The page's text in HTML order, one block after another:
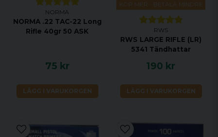
NORMA
NORMA .22 TAC-22 Long
Rifle 40gr 50 ASK
75 kr
LÄGG I VARUKORGEN
KÖP MER - BETALA MINDRE
RWS
RWS LARGE RIFLE (LR)
5341 Tändhattar
190 kr
LÄGG I VARUKORGEN